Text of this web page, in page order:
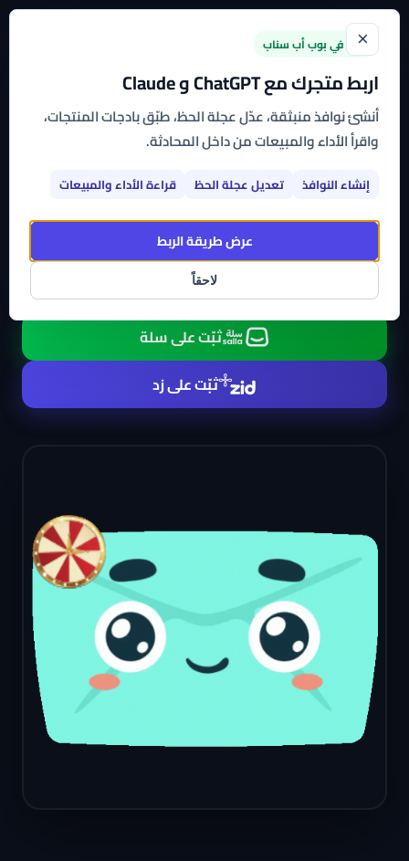
×
جديد في بوب أب سناب
اربط متجرك مع ChatGPT و Claude
أنشئ نوافذ منبثقة، عدّل عجلة الحظ، طبّق بادجات المنتجات،
واقرأ الأداء والمبيعات من داخل المحادثة.
إنشاء النوافذ تعديل عجلة الحظ قراءة الأداء والمبيعات
عرض طريقة الربط
لاحقاً
الرئيسية/المنتجات/عجلة الحظ
عجلة الحظ
عجلة تفاعلية يدورها الزائر ويفوز بكوبون أو خصم. تجمع الإيميلات
تلقائياً وتزيد تفاعل الزوار مع متجرك.
ثبّت على سلة
ثبّت على زد